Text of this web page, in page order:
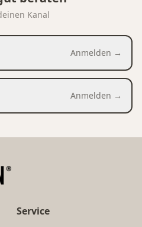
Kanal
Anmelden →
Anmelden →
Service